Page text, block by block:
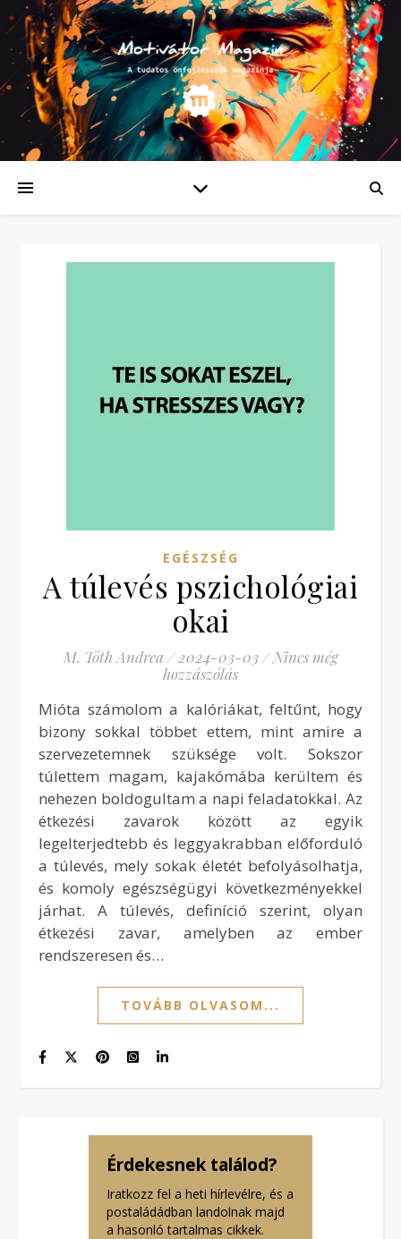
EGÉSZSÉG
A túlevés pszichológiai
okai
M. Tóth Andrea / 2024-03-03 / Nincs még
hozzászólás
Mióta számolom a kalóriákat, feltűnt, hogy
bizony sokkal többet ettem, mint amire a
szervezetemnek szüksége volt. Sokszor
túlettem magam, kajakómába kerültem és
nehezen boldogultam a napi feladatokkal. Az
étkezési zavarok között az egyik
legelterjedtebb és leggyakrabban előforduló
a túlevés, mely sokak életét befolyásolhatja,
és komoly egészségügyi következményekkel
járhat. A túlevés, definíció szerint, olyan
étkezési zavar, amelyben az ember
rendszeresen és…
TOVÁBB OLVASOM...
Érdekesnek találod?
Iratkozz fel a heti hírlevélre, és a
postaládádban landolnak majd
a hasonló tartalmas cikkek.